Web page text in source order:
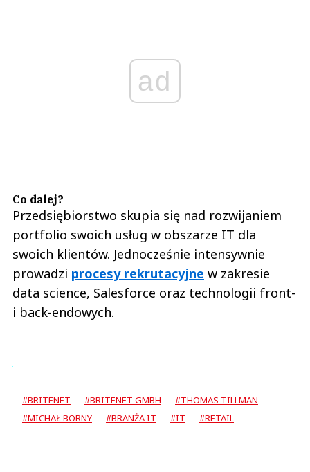
ad
Co dalej?
Przedsiębiorstwo skupia się nad rozwijaniem
portfolio swoich usług w obszarze IT dla
swoich klientów. Jednocześnie intensywnie
prowadzi procesy rekrutacyjne w zakresie
data science, Salesforce oraz technologii front-
i back-endowych.
#BRITENET #BRITENET GMBH
#THOMAS TILLMAN
#MICHAŁ BORNY
#BRANŻA IT #IT #RETAIL